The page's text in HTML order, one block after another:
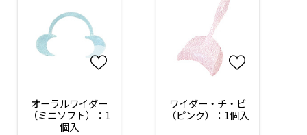
オーラルワイダー
（ミニソフト）：1
個入
ワイダー・チ・ビ
（ピンク）：1個入